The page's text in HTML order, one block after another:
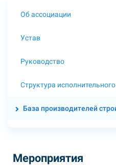
Об ассоциации
Устав
Руководство
Структура
База производителей
Мероприятия